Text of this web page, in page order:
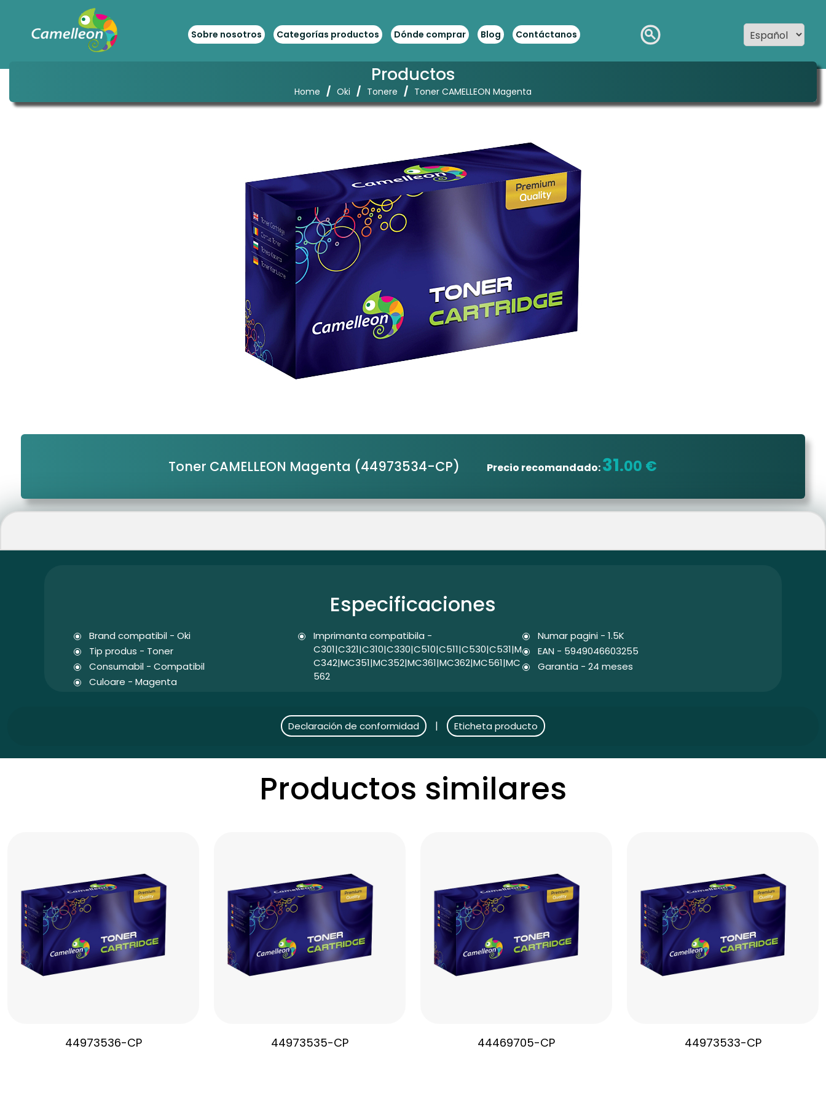
Sobre nosotros Categorías productos Dónde comprar Blog Contáctanos
Productos
Home / Oki / Tonere / Toner CAMELLEON Magenta
Toner CAMELLEON Magenta (44973534-CP) Precio recomandado:31.00 €
Especificaciones
Brand compatibil - Oki
Tip produs - Toner
Consumabil - Compatibil
Culoare - Magenta
Imprimanta compatibila -
C301|C321|C310|C330|C510|C511|C530|C531|M
C342|MC351|MC352|MC361|MC362|MC561|MC
562
Numar pagini - 1.5K
EAN - 5949046603255
Garantia - 24 meses
Declaración de conformidad | Eticheta producto
Productos similares
44973536-CP 44973535-CP 44469705-CP 44973533-CP